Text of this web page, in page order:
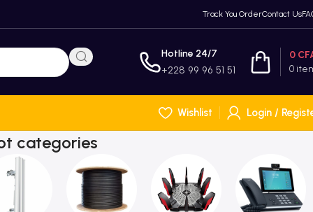
Track You OrderContact Us
Hotline 24/7
+228 99 96 51 51 0
0
Wishlist Login /
categories